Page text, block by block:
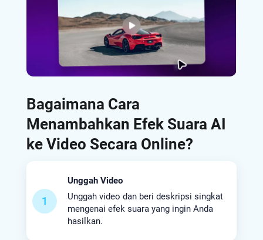
Bagaimana Cara
Menambahkan Efek Suara AI
ke Video Secara Online?
1
Unggah Video
Unggah video dan beri deskripsi singkat
mengenai efek suara yang ingin Anda
hasilkan.